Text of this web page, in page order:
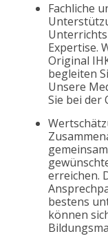
Fachliche
Expertise.
Original
begleiten
Unsere
Sie bei der
erreichen.
bestens
können